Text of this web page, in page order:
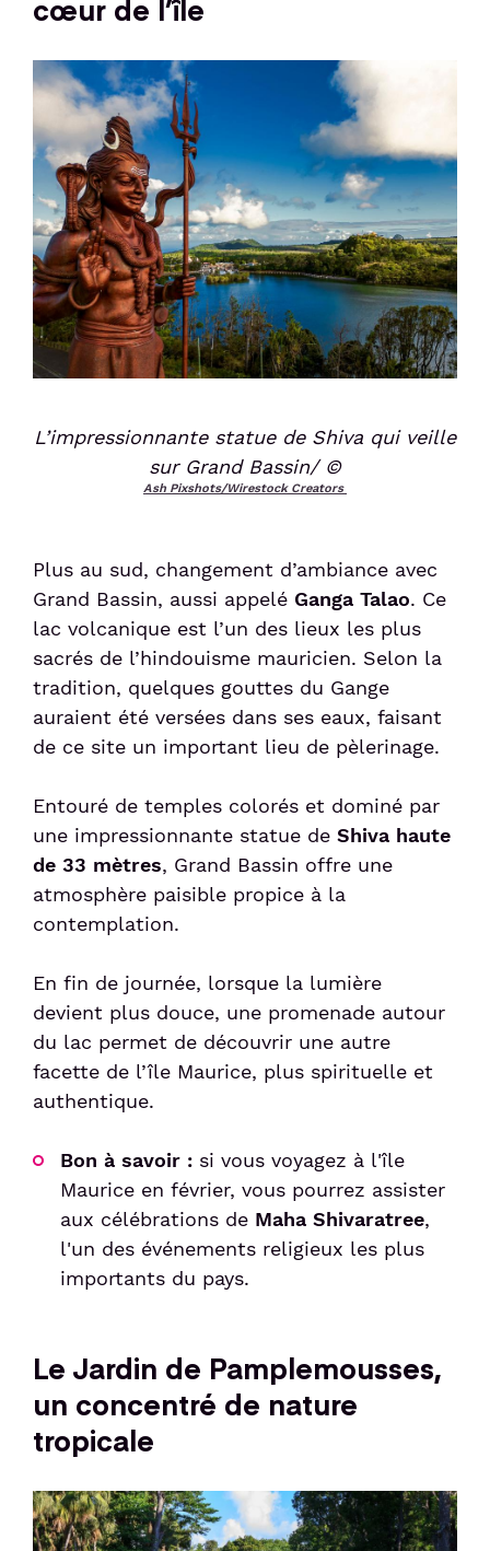
cœur de l’île
L’impressionnante statue de Shiva qui veille
sur Grand Bassin/ ©
Ash Pixshots/Wirestock Creators
Plus au sud, changement d’ambiance avec
Grand Bassin, aussi appelé Ganga Talao. Ce
lac volcanique est l’un des lieux les plus
sacrés de l’hindouisme mauricien. Selon la
tradition, quelques gouttes du Gange
auraient été versées dans ses eaux, faisant
de ce site un important lieu de pèlerinage.
Entouré de temples colorés et dominé par
une impressionnante statue de Shiva haute
de 33 mètres, Grand Bassin offre une
atmosphère paisible propice à la
contemplation.
En fin de journée, lorsque la lumière
devient plus douce, une promenade autour
du lac permet de découvrir une autre
facette de l’île Maurice, plus spirituelle et
authentique.
Bon à savoir : si vous voyagez à l'île
Maurice en février, vous pourrez assister
aux célébrations de Maha Shivaratree,
l'un des événements religieux les plus
importants du pays.
Le Jardin de Pamplemousses,
un concentré de nature
tropicale